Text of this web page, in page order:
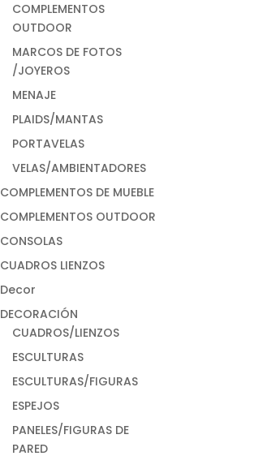
COMPLEMENTOS
OUTDOOR
MARCOS DE FOTOS
/JOYEROS
MENAJE
PLAIDS/MANTAS
PORTAVELAS
VELAS/AMBIENTADORES
COMPLEMENTOS DE MUEBLE
COMPLEMENTOS OUTDOOR
CONSOLAS
CUADROS LIENZOS
Decor
DECORACIÓN
CUADROS/LIENZOS
ESCULTURAS
ESCULTURAS/FIGURAS
ESPEJOS
PANELES/FIGURAS DE
PARED